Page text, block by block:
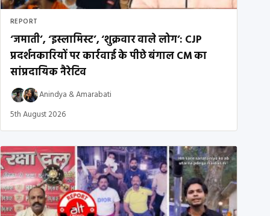
REPORT
‘जमाती’, ‘इस्लामिस्ट’, ‘शुक्रवार वाले लोग’: CJP
प्रदर्शनकारियों पर कार्रवाई के पीछे बंगाल CM का
सांप्रदायिक नैरेटिव
Anindya &Amarabati
5th August 2026